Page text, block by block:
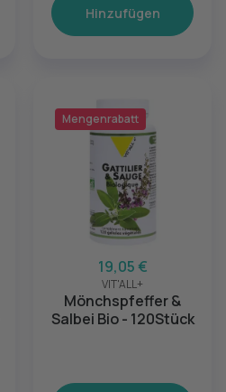
Hinzufügen
Mengenrabatt
19,05 €
VIT'ALL+
Mönchspfeffer &
Salbei Bio - 120Stück